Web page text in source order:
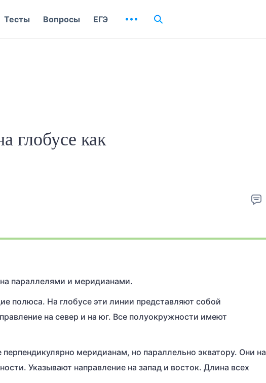
глобусе как
параллелями и меридианами.
полюса. На глобусе эти линии представляют собой
на север и на юг. Все полуокружности имеют
меридианам, но параллельно экватору. Они на
Указывают направление на запад и восток. Длина всех
Тесты Вопросы ЕГЭ